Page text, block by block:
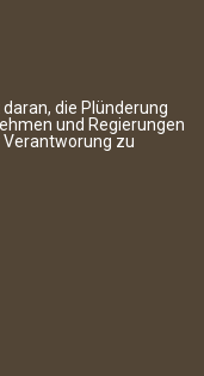
die Plünderung
und Regierungen
zu